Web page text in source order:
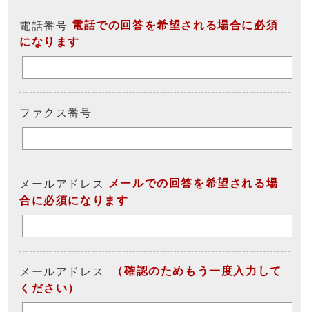
電話番号 電話での回答を希望される場合に必須
になります
ファクス番号
メールアドレス
メールでの回答を希望される場
合に必須になります
メールアドレス
（確認のためもう一度入力して
ください）